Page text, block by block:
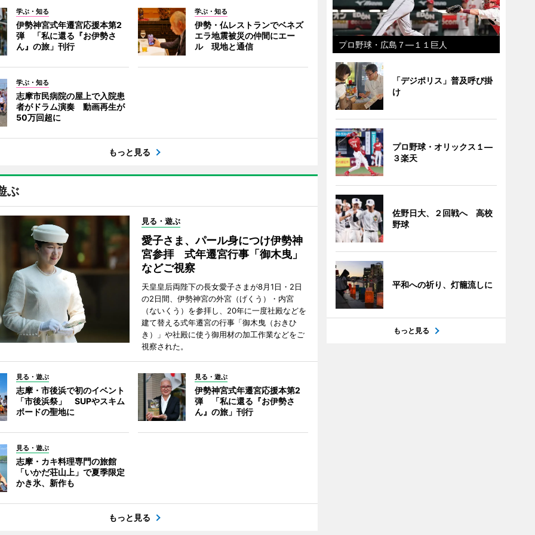
学ぶ・知る
伊勢神宮式年遷宮応援本第2
弾 「私に還る『お伊勢さ
ん』の旅」刊行
学ぶ・知る
伊勢・仏レストランでベネズ
エラ地震被災の仲間にエー
ル 現地と通信
学ぶ・知る
志摩市民病院の屋上で入院患
者がドラム演奏 動画再生が
50万回超に
もっと見る
ぶ
見る・遊ぶ
愛子さま、パール身につけ伊勢神
宮参拝 式年遷宮行事「御木曳」
などご視察
天皇皇后両陛下の長女愛子さまが8月1日・2日
の2日間、伊勢神宮の外宮（げくう）・内宮
（ないくう）を参拝し、20年に一度社殿などを
建て替える式年遷宮の行事「御木曳（おきひ
き）」や社殿に使う御用材の加工作業などをご
視察された。
見る・遊ぶ
志摩・市後浜で初のイベント
「市後浜祭」 SUPやスキム
ボードの聖地に
見る・遊ぶ
伊勢神宮式年遷宮応援本第2
弾 「私に還る『お伊勢さ
ん』の旅」刊行
見る・遊ぶ
志摩・カキ料理専門の旅館
「いかだ荘山上」で夏季限定
かき氷、新作も
もっと見る
プロ野球・広島７―１１巨人
「デジポリス」普及呼び掛
け
プロ野球・オリックス１―
３楽天
佐野日大、２回戦へ 高校
野球
平和への祈り、灯籠流しに
もっと見る